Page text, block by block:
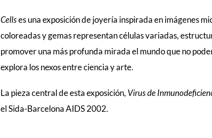
Cellses una exposición de joyería inspirada en imágenes
coloreadas y gemas representan células variadas,
promover una más profunda mirada el mundo que no
explora los nexos entre ciencia y arte.
La pieza central de esta exposición, Virus de
el Sida-Barcelona AIDS 2002.